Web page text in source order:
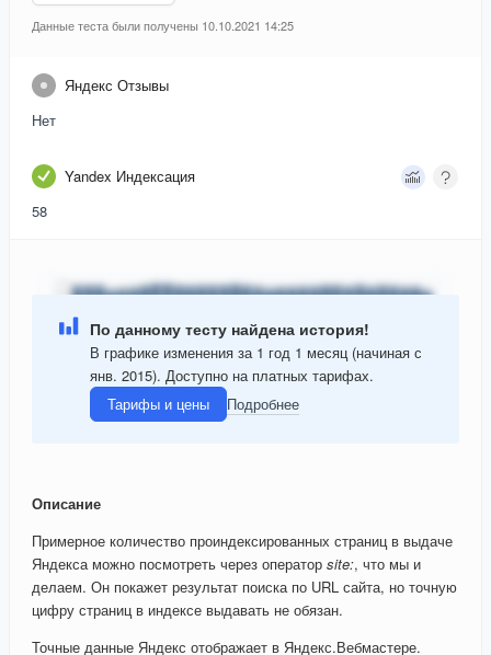
Данные теста были получены 10.10.2021 14:25
Яндекс Отзывы
Нет
Yandex Индексация
58
По данному тесту найдена история!
В графике изменения за 1 год 1 месяц (начиная с
янв. 2015). Доступно на платных тарифах.
Тарифы и цены
Подробнее
Описание
Примерное количество проиндексированных страниц в выдаче
Яндекса можно посмотреть через оператор site:, что мы и
делаем. Он покажет результат поиска по URL сайта, но точную
цифру страниц в индексе выдавать не обязан.
Точные данные Яндекс отображает в Яндекс.Вебмастере.